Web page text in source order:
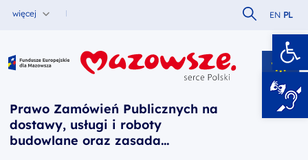
więcej Szukaj w
EN PL
Fundusze Europejskie dla Mazowsza
Prawo Zamówień Publicznych na
dostawy, usługi i roboty
budowlane oraz zasada